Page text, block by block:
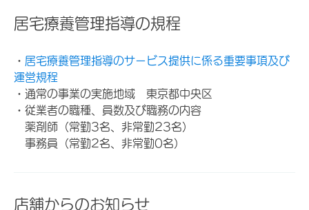
居宅療養管理指導の規程
・ 居宅療養管理指導のサービス提供に係る重要事項及び
運営規程
・通常の事業の実施地域 東京都中央区
・従業者の職種、員数及び職務の内容
薬剤師（常勤3名、非常勤23名）
事務員（常勤2名、非常勤0名）
店舗からのお知らせ